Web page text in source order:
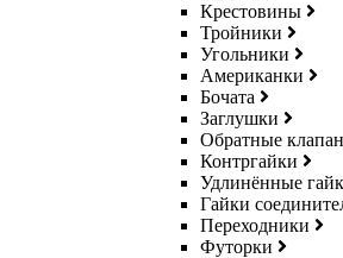
Крестовины
Тройники
Угольники
Американки
Бочата
Заглушки
Обратные
Контргайки
Удлинённые
Гайки
Переходники
Футорки